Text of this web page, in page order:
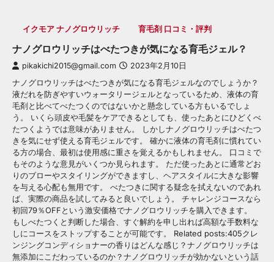
イクモア ナノグロウリッチ 育毛剤 口コミ・評判
ナノグロウリッチはべたつきが気になる育毛ジェル？
pikakichi2015@gmail.com 2023年2月10日
ナノグロウリッチはべたつきが気になる育毛ジェルなのでしょうか？
液だれを防ぎやすいウォータリージェルとなっているため、液体の育
毛剤と比べてべたつくのではないかと懸念している方もいるでしょ
う。 いくら頭皮や毛髪をケアできるとしても、使ったあとにひどくべ
たつくようでは意味がありません。 しかしナノグロウリッチはべたつ
きを気にせず使える育毛ジェルです。 確かに液体の育毛剤に慣れてい
る方の場合、最初は使用感に重さを覚えるかもしれません。 口コミで
もそのような意見がいくつか見られます。 ただ使ったあとに通常どお
りのブローやスタイリングができますし、ヘアスタイルに大きな影響
を与える心配も無用です。 べたつきに関する疑念を拭えないのであれ
ば、実際の商品を試してみると良いでしょう。 チャレンジコースなら
初回79％OFFという激安価格でナノグロウリッチを購入できます。
もしべたつくと判断した場合、すぐ解約を申し出れば高額な手数料な
しにコースをストップすることが可能です。 Related posts:405クレ
ンジングコンディショナーの香りはどんな感じ？ナノグロウリッチは
無添加にこだわっているのか？ナノグロウリッチが効かないという話